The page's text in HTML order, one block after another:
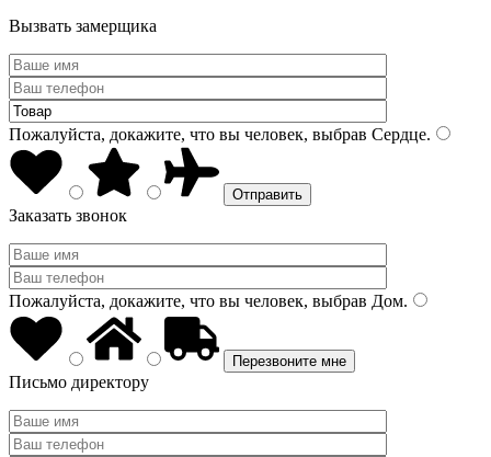
Вызвать замерщика
Пожалуйста, докажите, что вы человек, выбрав Сердце.
Заказать звонок
Пожалуйста, докажите, что вы человек, выбрав Дом.
Письмо директору